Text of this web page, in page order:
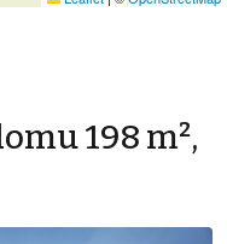
198 m²,